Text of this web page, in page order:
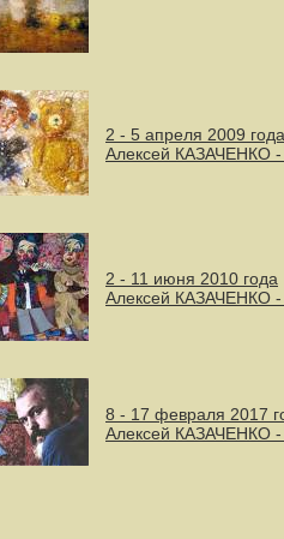
2 - 5 апреля 2009 года
Алексей КАЗАЧЕНКО -
2 - 11 июня 2010 года
Алексей КАЗАЧЕНКО
8 - 17 февраля 2017
Алексей